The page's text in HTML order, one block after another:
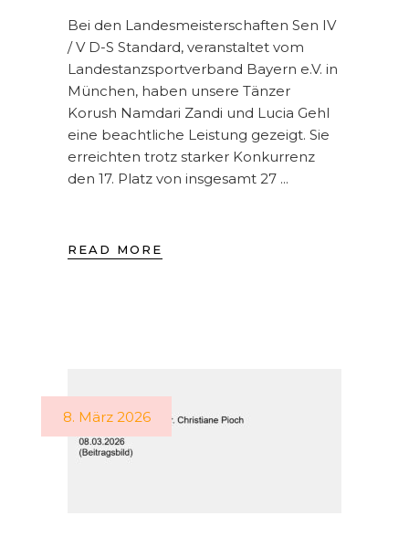
Bei den Landesmeisterschaften Sen IV
/ V D-S Standard, veranstaltet vom
Landestanzsportverband Bayern e.V. in
München, haben unsere Tänzer
Korush Namdari Zandi und Lucia Gehl
eine beachtliche Leistung gezeigt. Sie
erreichten trotz starker Konkurrenz
den 17. Platz von insgesamt 27
READ MORE
8. März 2026